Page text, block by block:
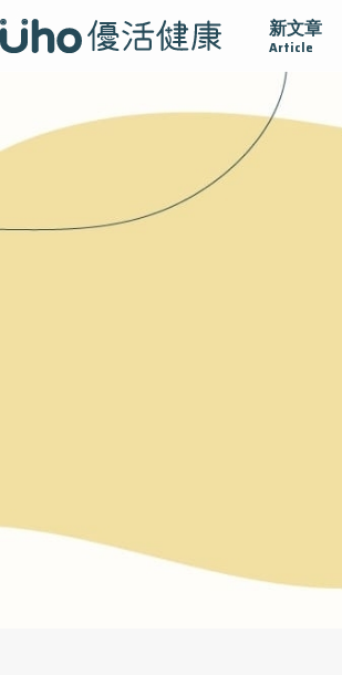
新文章
Article
疫情保衛戰 再生醫學 愛的未來視